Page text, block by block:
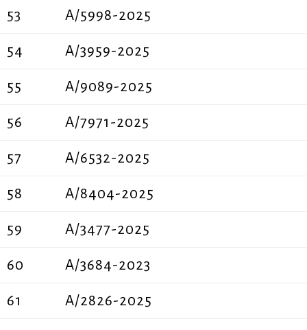
53 A/5998-2025
54 A/3959-2025
55 A/9089-2025
56 A/7971-2025
57 A/6532-2025
58 Α/8404-2025
59 A/3477-2025
60 A/3684-2023
61 A/2826-2025